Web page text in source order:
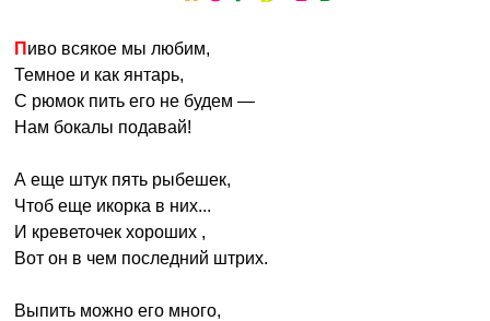
Пиво всякое мы любим,
Темное и как янтарь,
С рюмок пить его не будем —
Нам бокалы подавай!
А еще штук пять рыбешек,
Чтоб еще икорка в них...
И креветочек хороших ,
Вот он в чем последний штрих.
Выпить можно его много,